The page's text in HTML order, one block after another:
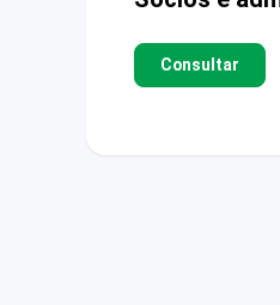
Consultar